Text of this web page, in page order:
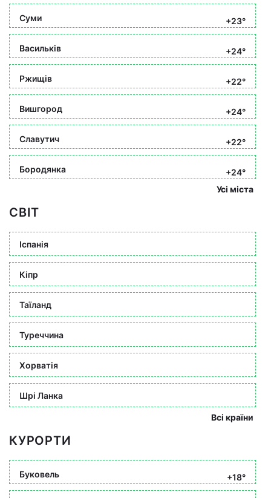
Суми +23°
Васильків +24°
Ржищів +22°
Вишгород +24°
Славутич +22°
Бородянка
+24°
Усі міста
СВІТ
Іспанія
Кіпр
Таїланд
Туреччина
Хорватія
Шрі Ланка
Всі країни
КУРОРТИ
Буковель +18°